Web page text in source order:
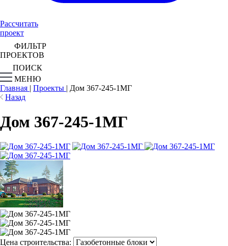
Рассчитать
проект
ФИЛЬТР
ПРОЕКТОВ
ПОИСК
МЕНЮ
Главная | Проекты | Дом 367-245-1МГ
Назад
Дом 367-245-1МГ
Цена строительства: